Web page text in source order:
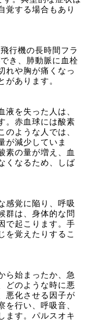
覚する場合もあり
行機の長時間フラ
き、肺動脈に血栓
れや胸が痛くなっ
があります。
液を失った人は、
。赤血球には酸素
のような人では、
が減少していま
素の量が増え、血
くなるため、しば
感覚に陥り、呼吸
群は、身体的な問
で起こります。手
を覚えたりするこ
ら始まったか、急
どのような時に悪
悪化させる因子が
を行い、呼吸音、
ます。パルスオキ